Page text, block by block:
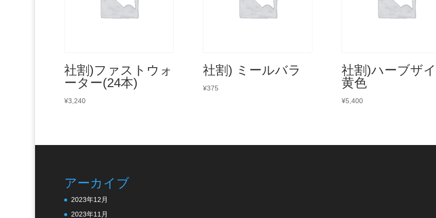
社割)ファストウォ
ーター(24本)
¥3,240
社割) ミールバラ
¥375
社割)ハーブザ
黄色
¥5,400
アーカイブ
2023年12月
2023年11月